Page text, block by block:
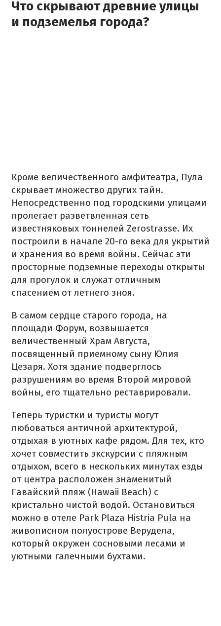
Что скрывают древние улицы
и подземелья города?
Кроме величественного амфитеатра, Пула
скрывает множество других тайн.
Непосредственно под городскими улицами
пролегает разветвленная сеть
известняковых тоннелей Zerostrasse. Их
построили в начале 20-го века для укрытий
и хранения во время войны. Сейчас эти
просторные подземные переходы открыты
для прогулок и служат отличным
спасением от летнего зноя.
В самом сердце старого города, на
площади Форум, возвышается
величественный Храм Августа,
посвященный приемному сыну Юлия
Цезаря. Хотя здание подверглось
разрушениям во время Второй мировой
войны, его тщательно реставрировали.
Теперь туристки и туристы могут
любоваться античной архитектурой,
отдыхая в уютных кафе рядом. Для тех, кто
хочет совместить экскурсии с пляжным
отдыхом, всего в нескольких минутах езды
от центра расположен знаменитый
Гавайский пляж (Hawaii Beach) с
кристально чистой водой. Остановиться
можно в отеле Park Plaza Histria Pula на
живописном полуострове Верудела,
который окружен сосновыми лесами и
уютными галечными бухтами.